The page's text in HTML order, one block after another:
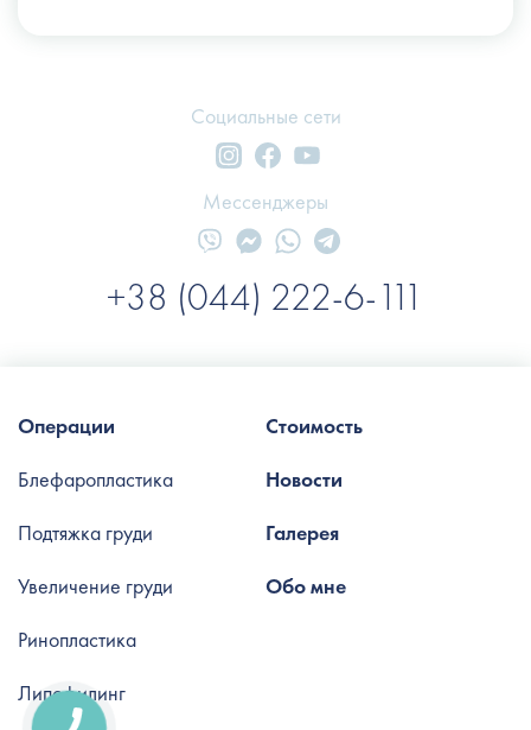
Социальные сети
+38 (044) 222-6-111
Мессенджеры
Стоимость
Новости
Галерея
Обо мне
Операции
Блефаропластика
Подтяжка груди
Увеличение груди
Ринопластика
Липофилинг